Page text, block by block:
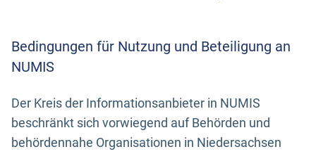
Bedingungen für Nutzung und Beteiligung an
NUMIS
Der Kreis der Informationsanbieter in NUMIS
beschränkt sich vorwiegend auf Behörden und
behördennahe Organisationen in Niedersachsen